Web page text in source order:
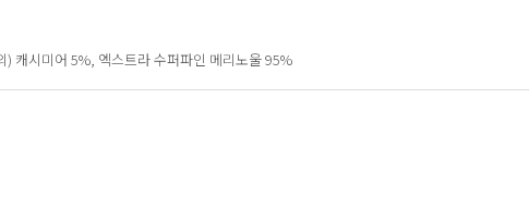
시미어 5%, 엑스트라 수퍼파인 메리노울 95%